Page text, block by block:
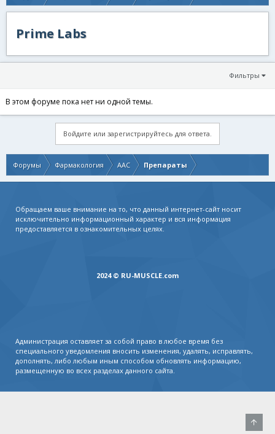
Prime Labs
Фильтры
В этом форуме пока нет ни одной темы.
Войдите или зарегистрируйтесь для ответа.
Форумы Фармакология AAC Препараты
Обращаем ваше внимание на то, что данный интернет-сайт носит
исключительно информационный характер и вся информация
предоставляется в ознакомительных целях.
2024 © RU-MUSCLE.com
Администрация оставляет за собой право в любое время без
специального уведомления вносить изменения, удалять, исправлять,
дополнять, либо любым иным способом обновлять информацию,
размещенную во всех разделах данного сайта.